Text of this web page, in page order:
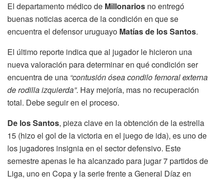
El departamento médico de Millonarios no entregó
buenas noticias acerca de la condición en que se
encuentra el defensor uruguayo Matías de los Santos.
El último reporte indica que al jugador le hicieron una
nueva valoración para determinar en qué condición ser
encuentra de una “contusión ósea condilo femoral externa
de rodilla izquierda”. Hay mejoría, mas no recuperación
total. Debe seguir en el proceso.
De los Santos, pieza clave en la obtención de la estrella
15 (hizo el gol de la victoria en el juego de ida), es uno de
los jugadores insignia en el sector defensivo. Este
semestre apenas le ha alcanzado para jugar 7 partidos de
Liga, uno en Copa y la serie frente a General Díaz en